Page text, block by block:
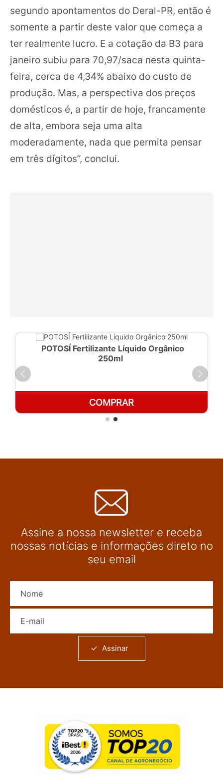
segundo apontamentos do Deral-PR, então é
somente a partir deste valor que começa a
ter realmente lucro. E a cotação da B3 para
janeiro subiu para 70,97/saca nesta quinta-
feira, cerca de 4,34% abaixo do custo de
produção. Mas, a perspectiva dos preços
domésticos é, a partir de hoje, francamente
de alta, embora seja uma alta
moderadamente, nada que permita pensar
em três dígitos”, conclui.
POTOSÍ Fertilizante Líquido Orgânico
250ml
COMPRAR
Assine a nossa newsletter e receba
nossas notícias e informações direto no
seu email
Assinar